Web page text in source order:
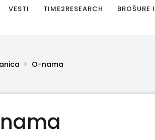
VESTI TIME2RESEARCH BROŠURE
O-nama